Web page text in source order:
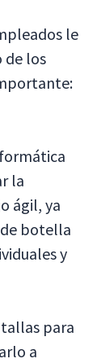
le
de los
la
ágil, ya
botella
y
para
a